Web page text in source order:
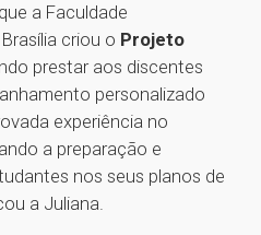
a Faculdade
criou o Projeto
prestar aos discentes
personalizado
experiência no
a preparação e
nos seus planos de
a Juliana.